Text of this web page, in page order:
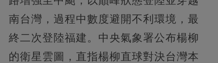
南台灣，過程中數度避開不利環境，最
終二次登陸福建。中央氣象署公布楊柳
的衛星雲圖，直指楊柳直球對決台灣本